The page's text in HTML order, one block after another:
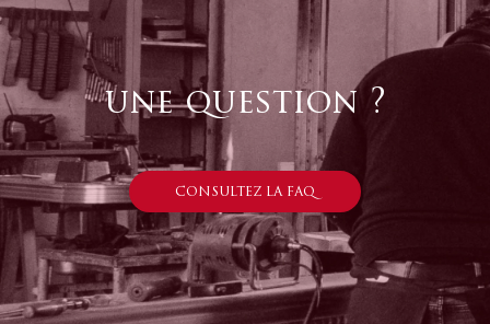
une question ?
CONSULTEZ LA FAQ